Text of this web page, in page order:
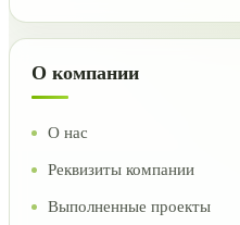
О компании
О нас
Реквизиты компании
Выполненные проекты